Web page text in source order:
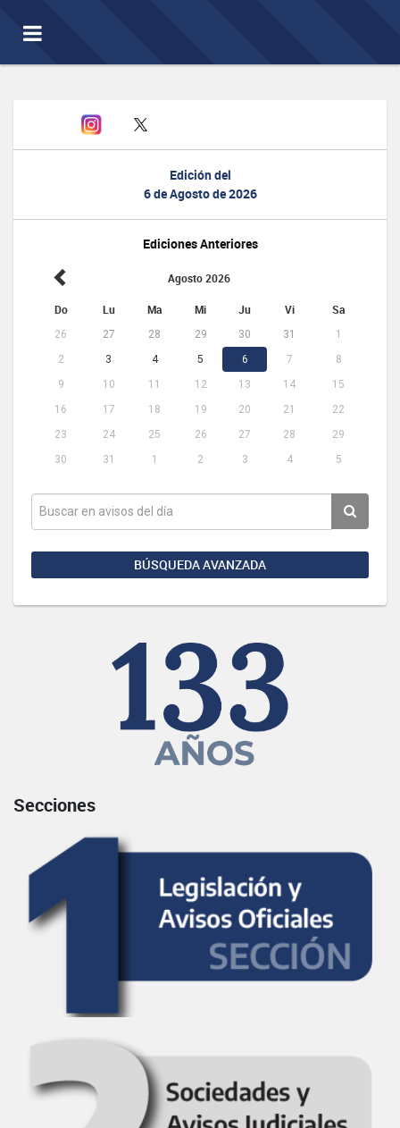
Toggle
navigation
Edición del
6 de Agosto de 2026
Ediciones Anteriores
Agosto 2026
Do Lu Ma Mi Ju Vi Sa
26 27 28 29 30 31
1
2
3 4 5 6 7
8
9
10 11 12 13 14
15
16
17 18 19 20 21
22
23
24 25 26 27 28
29
30
31 1 2 3 4 5
BÚSQUEDA AVANZADA
Secciones